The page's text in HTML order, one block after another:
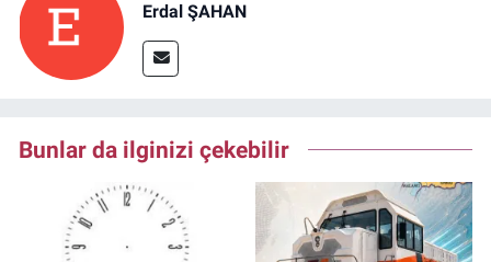
Erdal ŞAHAN
Bunlar da ilginizi çekebilir